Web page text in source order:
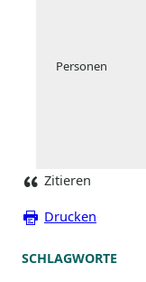
Personen
Zitieren
Drucken
SCHLAGWORTE